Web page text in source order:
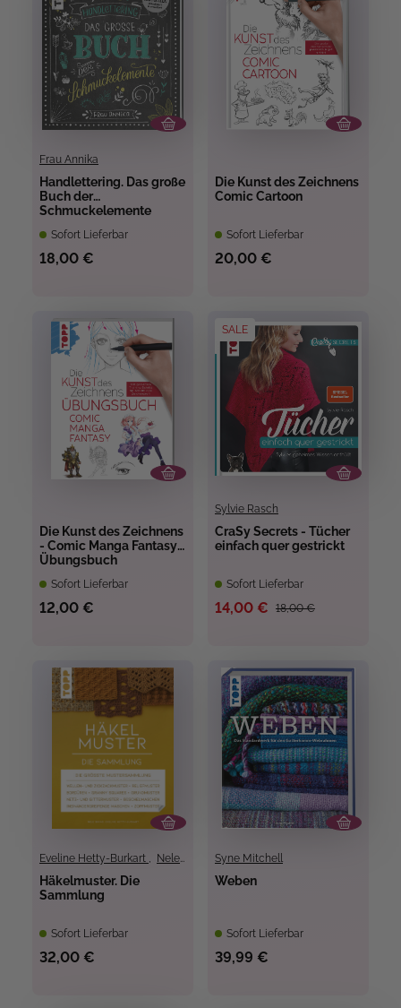
Frau Annika
Handlettering. Das große
Buch der
Schmuckelemente
Sofort Lieferbar
18,00 €
Die Kunst des Zeichnens
Comic Cartoon
Sofort Lieferbar
20,00 €
Die Kunst des Zeichnens
- Comic Manga Fantasy
Übungsbuch
Sofort Lieferbar
12,00 €
SALE
Sylvie Rasch
CraSy Secrets - Tücher
einfach quer gestrickt
Sofort Lieferbar
18,00 €
14,00 €
Eveline Hetty-Burkart , Nele Braas
Häkelmuster. Die
Sammlung
Sofort Lieferbar
32,00 €
Syne Mitchell
Weben
Sofort Lieferbar
39,99 €